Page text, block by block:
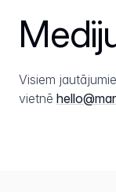
Visiem
vietnē